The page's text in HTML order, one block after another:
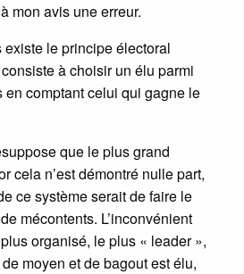
mon avis une erreur.
existe le principe électoral
à choisir un élu parmi
en comptant celui qui gagne le
que le plus grand
cela n’est démontré nulle part,
ce système serait de faire le
mécontents. L’inconvénient
organisé, le plus « leader »,
moyen et de bagout est élu,